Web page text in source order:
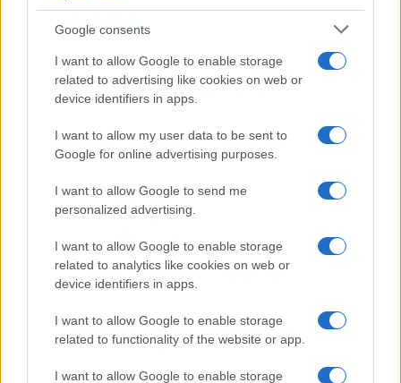
Google consents
I want to allow Google to enable storage
related to advertising like cookies on web or
device identifiers in apps.
I want to allow my user data to be sent to
Google for online advertising purposes.
I want to allow Google to send me
personalized advertising.
I want to allow Google to enable storage
related to analytics like cookies on web or
device identifiers in apps.
I want to allow Google to enable storage
related to functionality of the website or app.
I want to allow Google to enable storage
Calciomercato Napoli: Gatti in pole per la difesa, la Juve dice sì
Francesca Lombardi · 7 Ago 2026
PIÙ LETTI
Calciomercato estero: Rodri rifiuta il Real Madrid e punta sul
Barcellona
il brasiliano
Calciomercato Napoli: Gatti in pole per la difesa, la Juve dice
Trasferimenti 2026: la sfida tra Inter e Atletico Madrid per
Cristian Romero